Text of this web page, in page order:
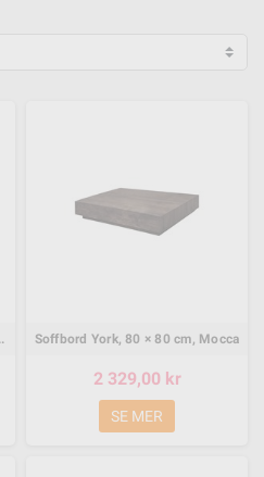
cm, Natur Soffbord York, 80 × 80 cm, Mocca
2 329,00 kr
SE MER